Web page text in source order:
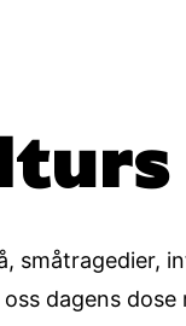
småtragedier,
dagens dose